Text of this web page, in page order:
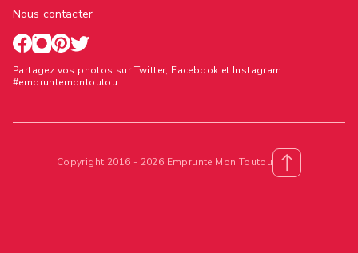
Nous contacter
Partagez vos photos sur Twitter, Facebook et Instagram
#empruntemontoutou
Copyright 2016 - 2026 Emprunte Mon Toutou